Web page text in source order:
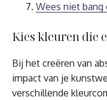
Wees niet
Kies kleuren die
Bij het creëren van
impact van je
verschillende